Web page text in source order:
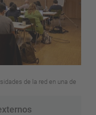
de la red en una de